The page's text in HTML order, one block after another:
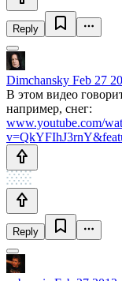
Reply
Dimchansky Feb 27
В этом видео
например, снег:
www.youtube.com/
Reply